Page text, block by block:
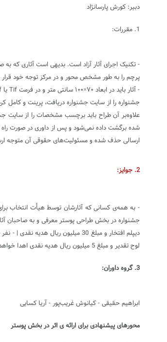
دبیر: کورش پارسا‌نژاد
1. مقررات:
پرچم را به طور مشخص محور و در مرکز توجه خود قرار دهند. | - هر طراح
شده برگشت داده نمی‌شود و پس از داوری در صورت راه
ارسالی حذف شده و مسئولیت‌های حقوقی آن متوجه
2. جوایز:
لوح تقدیر و مبلغ 5 میلیون ریال هدیه نقدی اهدا خواهد شد.
3. گروه داوران:
ابراهیم حقیقی - کیانوش غریب‌پور - آریا کسایی
محورهای پیشنهادی برای ارائه ی اثر در بخش پوستر